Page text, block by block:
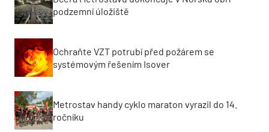
podzemní úložiště
Ochraňte VZT potrubí před požárem se
systémovým řešením Isover
Metrostav handy cyklo maraton vyrazil do 14.
ročníku